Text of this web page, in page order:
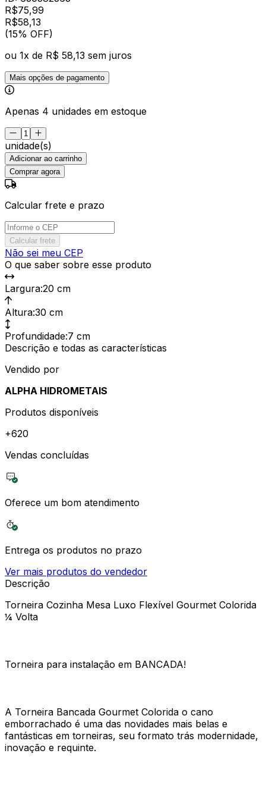
R$75,99
R$58,13
(15% OFF)
ou 1x de R$ 58,13 sem juros
Mais opções de pagamento
Apenas 4 unidades em estoque
unidade(s)
Adicionar ao carrinho
Comprar agora
Calcular frete e prazo
Calcular frete
Não sei meu CEP
O que saber sobre esse produto
Largura:20 cm
Altura:30 cm
Profundidade:7 cm
Descrição e todas as características
Vendido por
ALPHA HIDROMETAIS
Produtos disponíveis
+620
Vendas concluídas
Oferece um bom atendimento
Entrega os produtos no prazo
Ver mais produtos do vendedor
Descrição
Torneira Cozinha Mesa Luxo Flexível Gourmet Colorida
¼ Volta
Torneira para instalação em BANCADA!
A Torneira Bancada Gourmet Colorida o cano
emborrachado é uma das novidades mais belas e
fantásticas em torneiras, seu formato trás modernidade,
inovação e requinte.